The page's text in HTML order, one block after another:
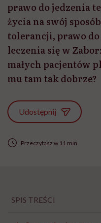
prawo do jedzenia
życia na swój
tolerancji, prawo
leczenia się w
małych pacjentów
mu tam tak dobrze?
Udostępnij
Przeczytasz w 11 min
SPIS TREŚCI